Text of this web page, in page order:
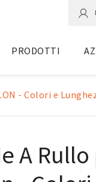
PRODOTTI
- Colori e
A